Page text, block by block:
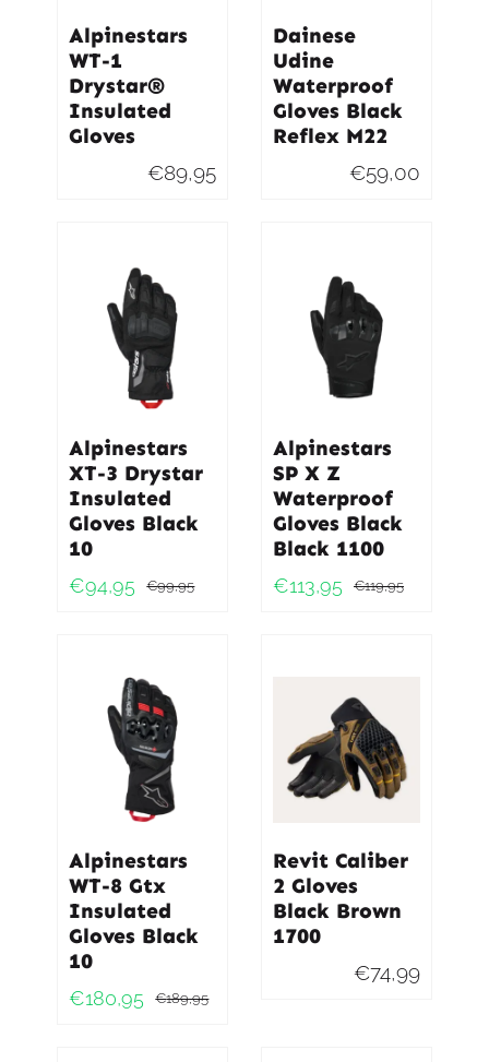
Alpinestars
WT-1
Drystar®
Insulated
Gloves
€89,95
Dainese
Udine
Waterproof
Gloves Black
Reflex M22
€59,00
Alpinestars
XT-3 Drystar
Insulated
Gloves Black
10
€99,95
Oorspronkelijke
€94,95
Huidige
Alpinestars
SP X Z
Waterproof
Gloves Black
Black 1100
€119,95
€113,95
Alpinestars
WT-8 Gtx
Insulated
Gloves Black
10
€189,95
€180,95
Revit Caliber
2 Gloves
Black Brown
1700
€74,99